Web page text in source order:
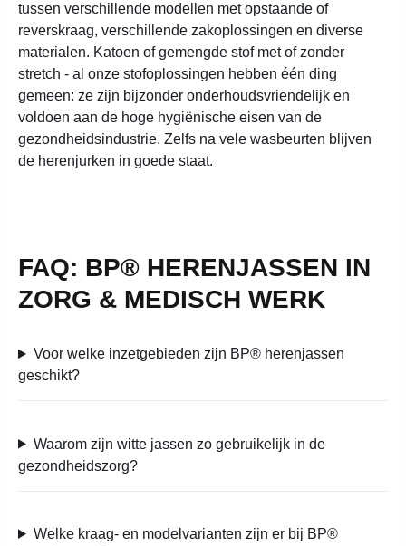
tussen verschillende modellen met opstaande of
reverskraag, verschillende zakoplossingen en diverse
materialen. Katoen of gemengde stof met of zonder
stretch - al onze stofoplossingen hebben één ding
gemeen: ze zijn bijzonder onderhoudsvriendelijk en
voldoen aan de hoge hygiënische eisen van de
gezondheidsindustrie. Zelfs na vele wasbeurten blijven
de herenjurken in goede staat.
FAQ: BP® HERENJASSEN IN
ZORG & MEDISCH WERK
Voor welke inzetgebieden zijn BP® herenjassen
geschikt?
Waarom zijn witte jassen zo gebruikelijk in de
gezondheidszorg?
Welke kraag- en modelvarianten zijn er bij BP®